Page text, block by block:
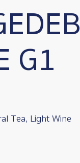
G1
Tea, Light Wine